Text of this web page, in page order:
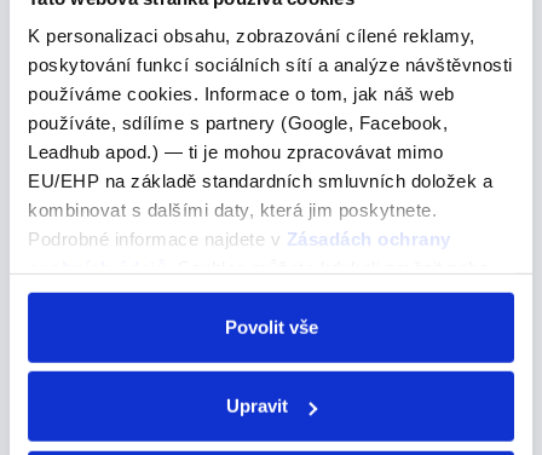
K personalizaci obsahu, zobrazování cílené reklamy,
poskytování funkcí sociálních sítí a analýze návštěvnosti
používáme cookies. Informace o tom, jak náš web
používáte, sdílíme s partnery (Google, Facebook,
Leadhub apod.) — ti je mohou zpracovávat mimo
EU/EHP na základě standardních smluvních doložek a
kombinovat s dalšími daty, která jim poskytnete.
Podrobné informace najdete v Zásadách ochrany
odvolat v nastavení cookies, případně se obrátit na
Povolit vše
Upravit
Anglické zkratky v chatu
Anglická zkratka FR
Zdroje článku:
04. 2024]. Dostupné z:
https://www.vocabulary.com/dictionary/DPH
[online]. [cit. 23. 04. 2024]. Dostupné z: